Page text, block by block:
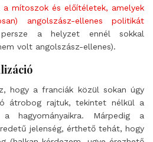
a mítoszok és előítéletek, amelyek
angolszász-ellenes politikát
a helyzet ennél sokkal
volt angolszász-ellenes).
hogy a franciák közül sokan úgy
átrobog rajtuk, tekintet nélkül a
hagyományaikra. Márpedig a
jelenség, érthető tehát, hogy